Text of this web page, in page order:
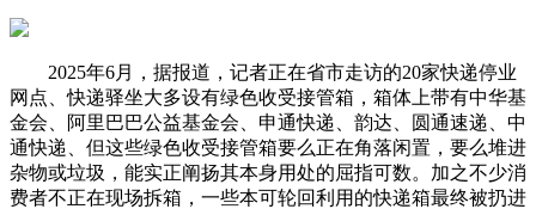
2025年6月，据报道，记者正在省市走访的20家快递停业
网点、快递驿坐大多设有绿色收受接管箱，箱体上带有中华基
金会、阿里巴巴公益基金会、申通快递、韵达、圆通速递、中
通快递、但这些绿色收受接管箱要么正在角落闲置，要么堆进
杂物或垃圾，能实正阐扬其本身用处的屈指可数。加之不少消
费者不正在现场拆箱，一些本可轮回利用的快递箱最终被扔进